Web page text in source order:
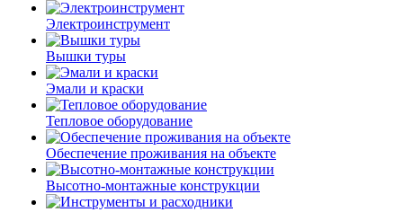
Электроинструмент
Вышки туры
Эмали и краски
Тепловое оборудование
Обеспечение проживания на объекте
Высотно-монтажные конструкции